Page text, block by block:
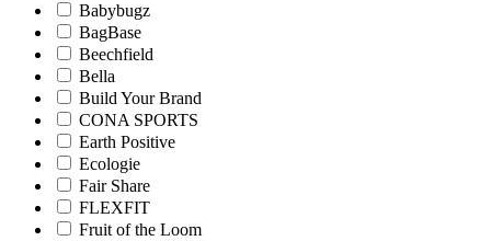
Babybugz
BagBase
Beechfield
Bella
Build Your Brand
CONA SPORTS
Earth Positive
Ecologie
Fair Share
FLEXFIT
Fruit of the Loom